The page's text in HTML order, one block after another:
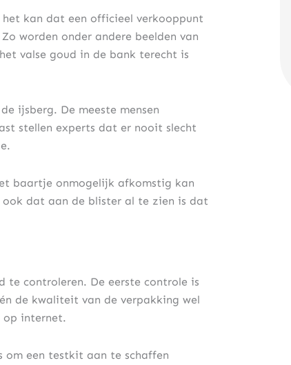
kan dat een officieel verkooppunt
worden onder andere beelden van
valse goud in de bank terecht is
ijsberg. De meeste mensen
stellen experts dat er nooit slecht
baartje onmogelijk afkomstig kan
dat aan de blister al te zien is dat
te controleren. De eerste controle is
de kwaliteit van de verpakking wel
op internet.
om een testkit aan te schaffen